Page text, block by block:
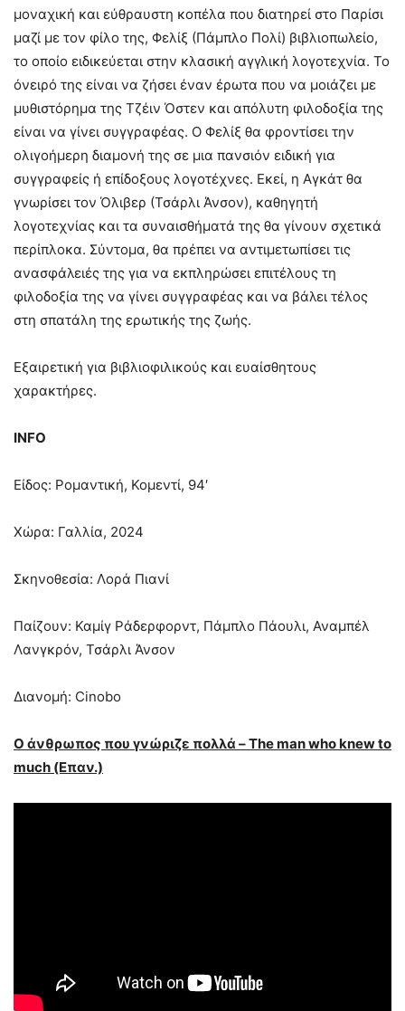
μοναχική και εύθραυστη κοπέλα που διατηρεί στο Παρίσι
μαζί με τον φίλο της, Φελίξ (Πάμπλο Πολί) βιβλιοπωλείο,
το οποίο ειδικεύεται στην κλασική αγγλική λογοτεχνία. Το
όνειρό της είναι να ζήσει έναν έρωτα που να μοιάζει με
μυθιστόρημα της Τζέιν Όστεν και απόλυτη φιλοδοξία της
είναι να γίνει συγγραφέας. Ο Φελίξ θα φροντίσει την
ολιγοήμερη διαμονή της σε μια πανσιόν ειδική για
συγγραφείς ή επίδοξους λογοτέχνες. Εκεί, η Αγκάτ θα
γνωρίσει τον Όλιβερ (Τσάρλι Άνσον), καθηγητή
λογοτεχνίας και τα συναισθήματά της θα γίνουν σχετικά
περίπλοκα. Σύντομα, θα πρέπει να αντιμετωπίσει τις
ανασφάλειές της για να εκπληρώσει επιτέλους τη
φιλοδοξία της να γίνει συγγραφέας και να βάλει τέλος
στη σπατάλη της ερωτικής της ζωής.
Εξαιρετική για βιβλιοφιλικούς και ευαίσθητους
χαρακτήρες.
INFO
Είδος: Ρομαντική, Κομεντί, 94′
Χώρα: Γαλλία, 2024
Σκηνοθεσία: Λορά Πιανί
Παίζουν: Καμίγ Ράδερφορντ, Πάμπλο Πάουλι, Αναμπέλ
Λανγκρόν, Τσάρλι Άνσον
Διανομή: Cinobo
Ο άνθρωπος που γνώριζε πολλά – The man who knew to
much (Επαν.)